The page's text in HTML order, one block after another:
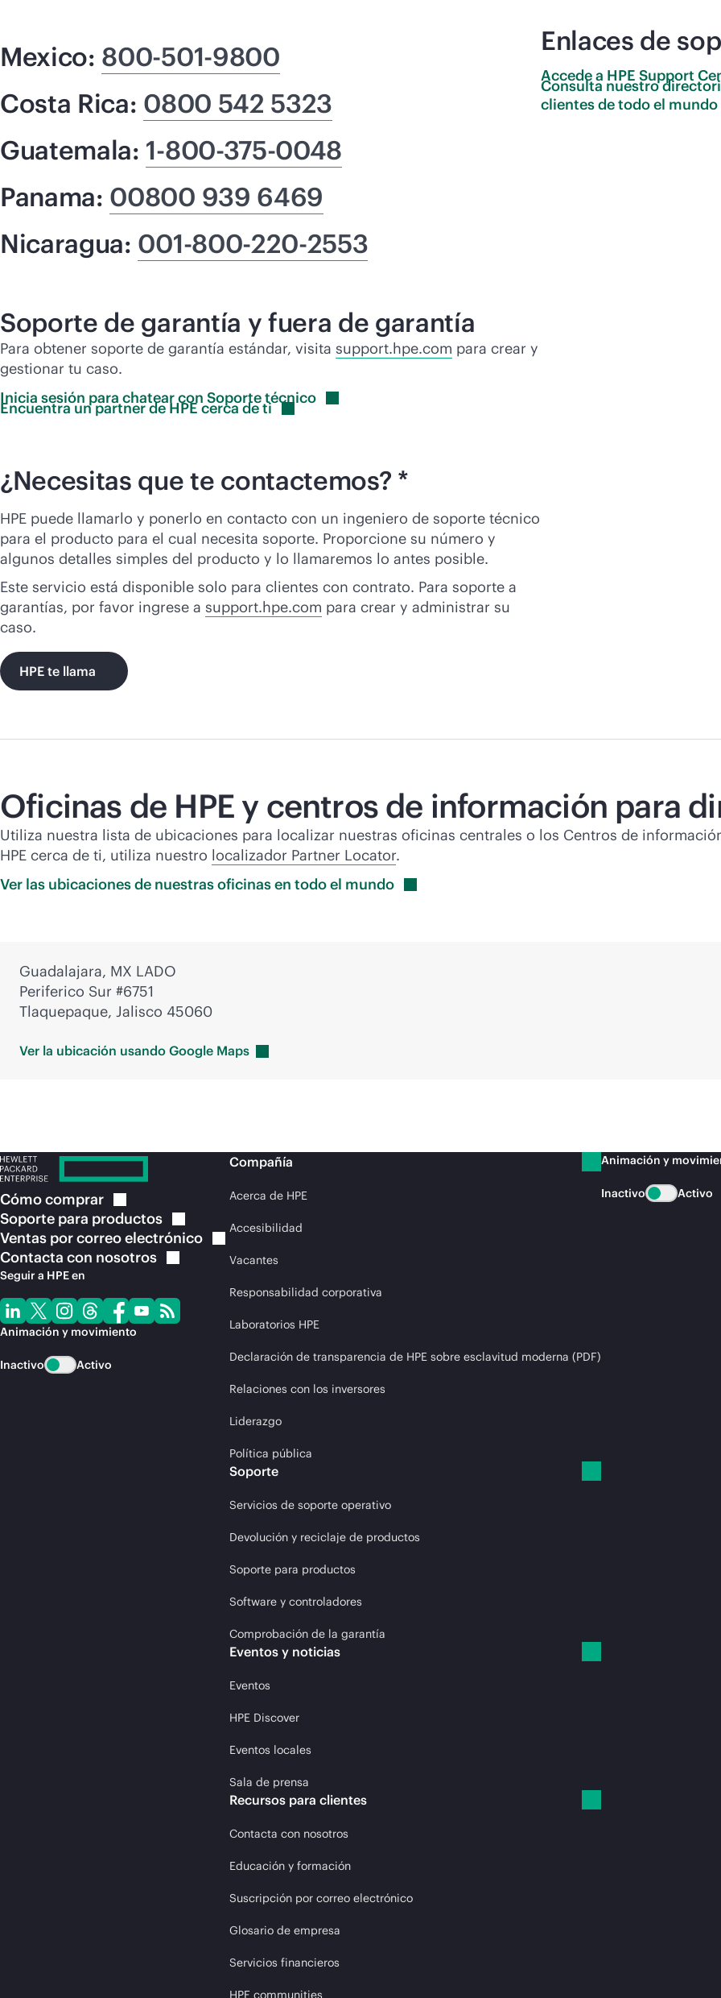
Mexico: 800-501-9800
Costa Rica: 0800 542 5323
Guatemala: 1-800-375-0048
Panama: 00800 939 6469
Nicaragua: 001-800-220-2553
Soporte de garantía y fuera de garantía
Para obtener soporte de garantía estándar, visita support.hpe.com para crear y
gestionar tu caso.
Inicia sesión para chatear con Soportetécnico
Encuentra un partner de HPE cerca deti
¿Necesitas que te contactemos? *
HPE puede llamarlo y ponerlo en contacto con un ingeniero de soporte técnico
para el producto para el cual necesita soporte. Proporcione su número y
algunos detalles simples del producto y lo llamaremos lo antes posible.
Este servicio está disponible solo para clientes con contrato. Para soporte a
garantías, por favor ingrese a support.hpe.com para crear y administrar su
caso.
HPE te llama
Enlaces de
Accede a HPE Support
Consulta nuestro
clientes de todo el mundo
Oficinas de HPE y centros de información para
Utiliza nuestra lista de ubicaciones para localizar nuestras oficinas centrales o los Centros de
HPE cerca de ti, utiliza nuestro localizador Partner Locator.
Ver las ubicaciones de nuestras oficinas en todo el mundo
Guadalajara, MX LADO
Periferico Sur #6751
Tlaquepaque, Jalisco 45060
Ver la ubicación usando Google Maps
Cómocomprar
Soporte para productos
Ventas por correoelectrónico
Contacta con nosotros
Seguir a HPE en
Animación y movimiento
Inactivo Activo
Compañía
Acerca de HPE
Accesibilidad
Vacantes
Responsabilidad corporativa
Laboratorios HPE
Declaración de transparencia de HPE sobre esclavitud moderna (PDF)
Relaciones con los inversores
Liderazgo
Política pública
Soporte
Servicios de soporte operativo
Devolución y reciclaje de productos
Soporte para productos
Software y controladores
Comprobación de la garantía
Eventos y noticias
Eventos
HPE Discover
Eventos locales
Sala de prensa
Recursos para clientes
Contacta con nosotros
Educación y formación
Suscripción por correo electrónico
Glosario de empresa
Servicios financieros
HPE communities
Animación y
Inactivo Activo